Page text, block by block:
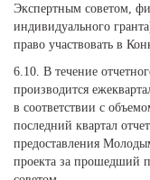
Экспертным советом,
индивидуального
право участвовать в
6.10. В течение
производится
в соответствии с
последний квартал
предоставления
проекта за прошедший